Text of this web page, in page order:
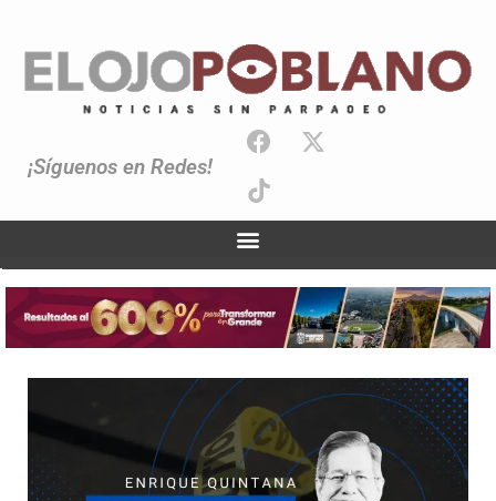
¡Síguenos en Redes!